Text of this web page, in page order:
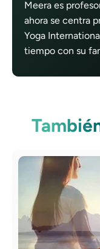
Meera es
ahora se centra
Yoga
tiempo con su